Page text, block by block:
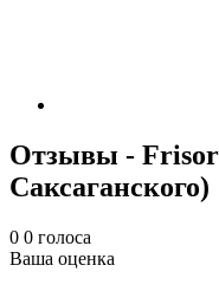
Отзывы - Frisor
Саксаганского)
0 0 голоса
Ваша оценка